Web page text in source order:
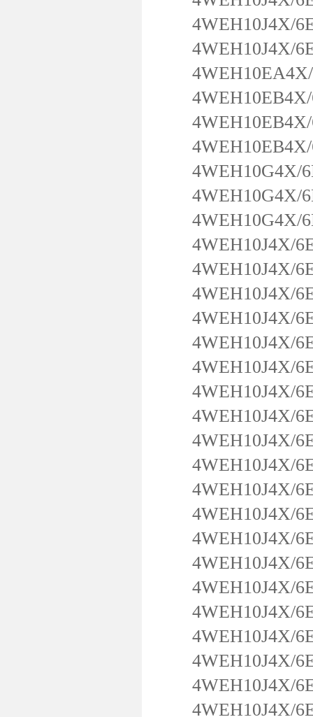
4WEH10J4X/
4WEH10J4X/
4WEH10EA4X/
4WEH10EB4X/
4WEH10EB4X/
4WEH10EB4X/
4WEH10G4X/
4WEH10G4X/
4WEH10G4X/
4WEH10J4X/
4WEH10J4X/
4WEH10J4X/
4WEH10J4X/
4WEH10J4X/
4WEH10J4X/
4WEH10J4X/
4WEH10J4X/
4WEH10J4X/
4WEH10J4X/
4WEH10J4X/
4WEH10J4X/
4WEH10J4X/
4WEH10J4X/
4WEH10J4X/
4WEH10J4X/
4WEH10J4X/
4WEH10J4X/
4WEH10J4X/
4WEH10J4X/